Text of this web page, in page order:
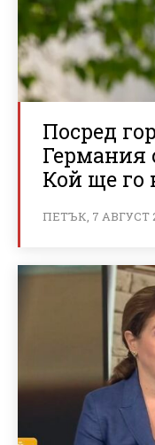
Посред
Германия
Кой ще го
ПЕТЪК, 7 АВГУСТ